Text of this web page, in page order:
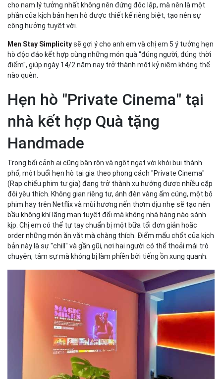
cho nam lý tưởng nhất không nên đứng độc lập, mà nên là một
phần của kịch bản hẹn hò được thiết kế riêng biệt, tạo nên sự
cộng hưởng tuyệt vời.
Men Stay Simplicitysẽ gợi ý cho anh em và chị em 5 ý tưởng hẹn
hò độc đáo kết hợp cùng những món quà "đúng người, đúng thời
điểm", giúp ngày 14/2 năm nay trở thành một kỷ niệm không thể
nào quên.
Hẹn hò "Private Cinema" tại
nhà kết hợp Quà tặng
Handmade
Trong bối cảnh ai cũng bận rộn và ngột ngạt với khói bụi thành
phố, một buổi hẹn hò tại gia theo phong cách "Private Cinema"
(Rạp chiếu phim tư gia) đang trở thành xu hướng được nhiều cặp
đôi yêu thích. Không gian riêng tư, ánh đèn vàng ấm cúng, một bộ
phim hay trên Netflix và mùi hương nến thơm dịu nhẹ sẽ tạo nên
bầu không khí lãng mạn tuyệt đối mà không nhà hàng nào sánh
kịp. Chị em có thể tự tay chuẩn bị một bữa tối đơn giản hoặc
order những món ăn vặt mà chàng thích. Điểm mấu chốt của kịch
bản này là sự "chill" và gần gũi, nơi hai người có thể thoải mái trò
chuyện, tâm sự mà không bị làm phiền bởi tiếng ồn xung quanh.